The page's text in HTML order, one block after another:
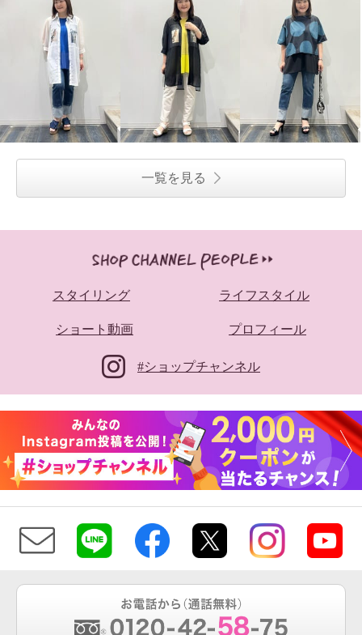
一覧を見る
スタイリング ライフスタイル
ショート動画 プロフィール
#ショップチャンネル